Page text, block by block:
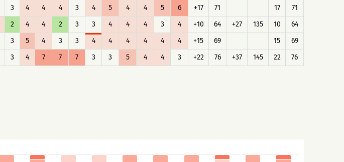
3 4 4 4 3 4 5 4 4 5 6 +17 71 17
71
2 4 4 2 3 3 4 4 4 3 4 +10 64 +27 135 10
64
3 5 4 3 3 4 4 4 4 4 4 +15 69 15
69
3 4 7 7 7 3 3 5 4 4 3 +22 76 +37 145 22 76